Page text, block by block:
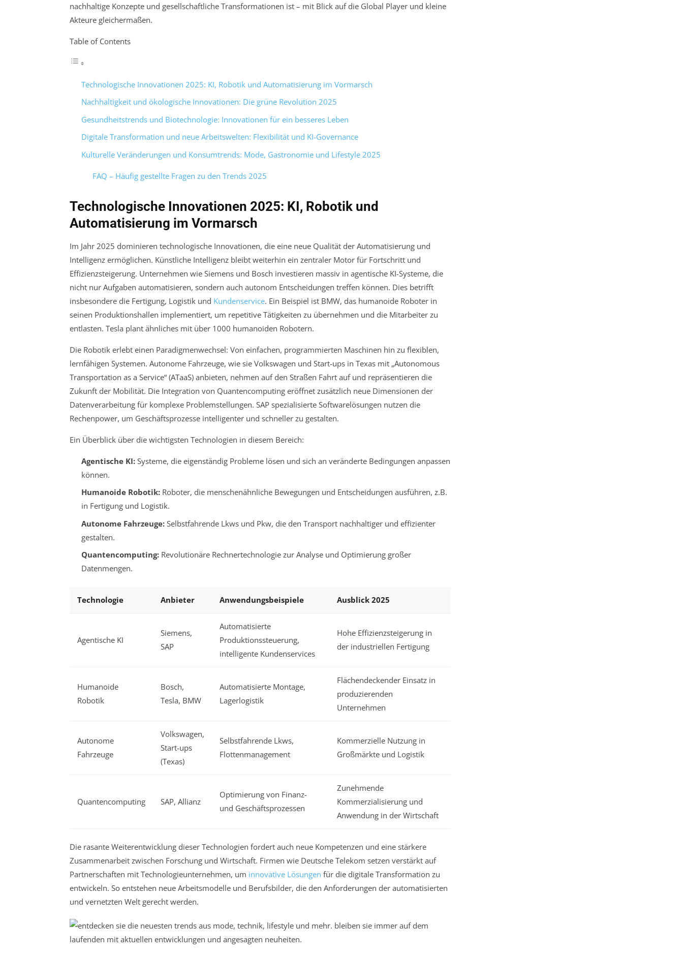
nachhaltige Konzepte und gesellschaftliche Transformationen ist – mit Blick auf die Global Player und kleine
Akteure gleichermaßen.
Table of Contents
Technologische Innovationen 2025: KI, Robotik und Automatisierung im Vormarsch
Nachhaltigkeit und ökologische Innovationen: Die grüne Revolution 2025
Gesundheitstrends und Biotechnologie: Innovationen für ein besseres Leben
Digitale Transformation und neue Arbeitswelten: Flexibilität und KI-Governance
Kulturelle Veränderungen und Konsumtrends: Mode, Gastronomie und Lifestyle 2025
FAQ – Häufig gestellte Fragen zu den Trends 2025
Technologische Innovationen 2025: KI, Robotik und
Automatisierung im Vormarsch
Im Jahr 2025 dominieren technologische Innovationen, die eine neue Qualität der Automatisierung und
Intelligenz ermöglichen. Künstliche Intelligenz bleibt weiterhin ein zentraler Motor für Fortschritt und
Effizienzsteigerung. Unternehmen wie Siemens und Bosch investieren massiv in agentische KI-Systeme, die
nicht nur Aufgaben automatisieren, sondern auch autonom Entscheidungen treffen können. Dies betrifft
insbesondere die Fertigung, Logistik und Kundenservice. Ein Beispiel ist BMW, das humanoide Roboter in
seinen Produktionshallen implementiert, um repetitive Tätigkeiten zu übernehmen und die Mitarbeiter zu
entlasten. Tesla plant ähnliches mit über 1000 humanoiden Robotern.
Die Robotik erlebt einen Paradigmenwechsel: Von einfachen, programmierten Maschinen hin zu flexiblen,
lernfähigen Systemen. Autonome Fahrzeuge, wie sie Volkswagen und Start-ups in Texas mit „Autonomous
Transportation as a Service“ (ATaaS) anbieten, nehmen auf den Straßen Fahrt auf und repräsentieren die
Zukunft der Mobilität. Die Integration von Quantencomputing eröffnet zusätzlich neue Dimensionen der
Datenverarbeitung für komplexe Problemstellungen. SAP spezialisierte Softwarelösungen nutzen die
Rechenpower, um Geschäftsprozesse intelligenter und schneller zu gestalten.
Ein Überblick über die wichtigsten Technologien in diesem Bereich:
Agentische KI:Systeme, die eigenständig Probleme lösen und sich an veränderte Bedingungen anpassen
können.
Humanoide Robotik:Roboter, die menschenähnliche Bewegungen und Entscheidungen ausführen, z.B.
in Fertigung und Logistik.
Autonome Fahrzeuge:Selbstfahrende Lkws und Pkw, die den Transport nachhaltiger und effizienter
gestalten.
Quantencomputing:Revolutionäre Rechnertechnologie zur Analyse und Optimierung großer
Datenmengen.
Technologie Anbieter Anwendungsbeispiele Ausblick 2025
Agentische KI
Siemens,
SAP
Automatisierte
Produktionssteuerung,
intelligente Kundenservices
Hohe Effizienzsteigerung in
der industriellen Fertigung
Humanoide
Robotik
Bosch,
Tesla, BMW
Automatisierte Montage,
Lagerlogistik
Flächendeckender Einsatz in
produzierenden
Unternehmen
Autonome
Fahrzeuge
Volkswagen,
Start-ups
(Texas)
Selbstfahrende Lkws,
Flottenmanagement
Kommerzielle Nutzung in
Großmärkte und Logistik
Quantencomputing SAP, Allianz
Optimierung von Finanz-
und Geschäftsprozessen
Zunehmende
Kommerzialisierung und
Anwendung in der Wirtschaft
Die rasante Weiterentwicklung dieser Technologien fordert auch neue Kompetenzen und eine stärkere
Zusammenarbeit zwischen Forschung und Wirtschaft. Firmen wie Deutsche Telekom setzen verstärkt auf
Partnerschaften mit Technologieunternehmen, um innovative Lösungen für die digitale Transformation zu
entwickeln. So entstehen neue Arbeitsmodelle und Berufsbilder, die den Anforderungen der automatisierten
und vernetzten Welt gerecht werden.